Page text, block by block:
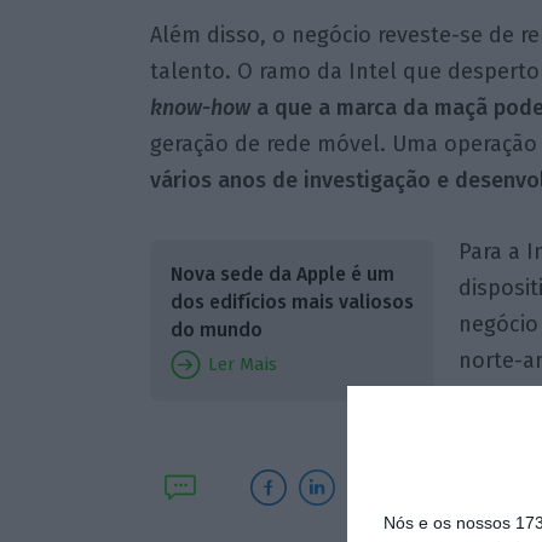
Nós e os nossos
Além disso, o negócio reveste-se de
talento. O ramo da Intel que
know-howa que a marca da maçã
geração de rede móvel. Uma
vários anos de investigação e
Nova sede da Apple é um
dos edifícios mais valiosos
do mundo
Ler Mais
Para a
norte-
1.000